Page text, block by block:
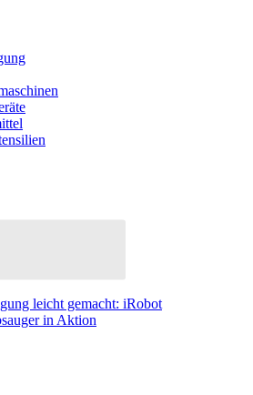
leicht gemacht: iRobot
in Aktion